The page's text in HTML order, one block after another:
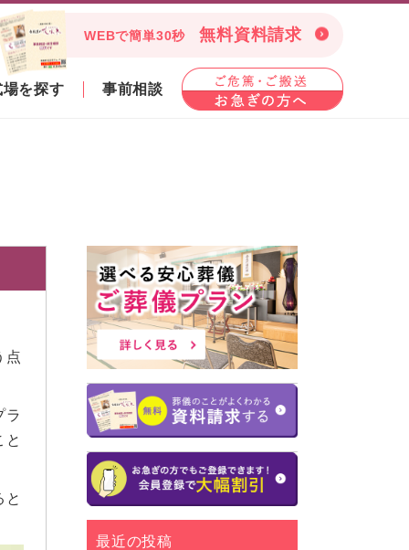
WEBで簡単30秒 無料資料請求
場を探す 事前相談
点
ラ
と
と
最近の投稿